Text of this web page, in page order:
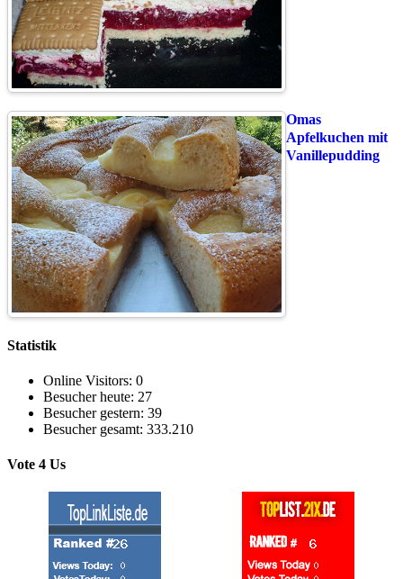
Omas
Apfelkuchen mit
Vanillepudding
Statistik
Online Visitors: 0
Besucher heute: 27
Besucher gestern: 39
Besucher gesamt: 333.210
Vote 4 Us